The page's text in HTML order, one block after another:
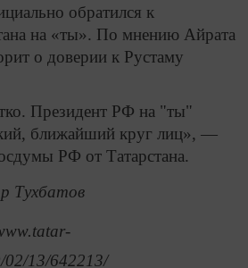
обратился к
на «ты». По мнению Айрата
о доверии к Рустаму
Президент РФ на "ты"
ближайший круг лиц», —
РФ от Татарстана.
Тухбатов
02/13/642213/